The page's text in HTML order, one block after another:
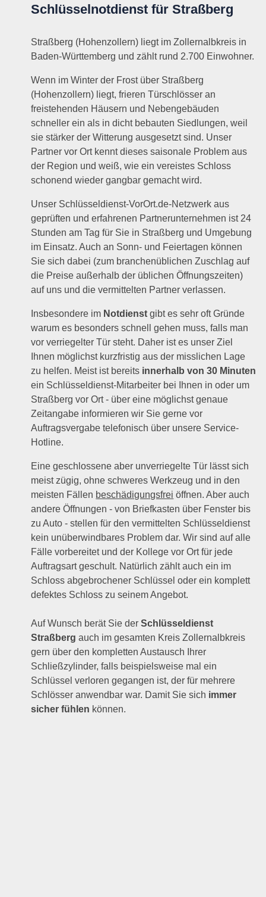
Schlüsselnotdienst für Straßberg
Straßberg (Hohenzollern) liegt im Zollernalbkreis in
Baden-Württemberg und zählt rund 2.700 Einwohner.
Wenn im Winter der Frost über Straßberg
(Hohenzollern) liegt, frieren Türschlösser an
freistehenden Häusern und Nebengebäuden
schneller ein als in dicht bebauten Siedlungen, weil
sie stärker der Witterung ausgesetzt sind. Unser
Partner vor Ort kennt dieses saisonale Problem aus
der Region und weiß, wie ein vereistes Schloss
schonend wieder gangbar gemacht wird.
Unser Schlüsseldienst-VorOrt.de-Netzwerk aus
geprüften und erfahrenen Partnerunternehmen ist 24
Stunden am Tag für Sie in Straßberg und Umgebung
im Einsatz. Auch an Sonn- und Feiertagen können
Sie sich dabei (zum branchenüblichen Zuschlag auf
die Preise außerhalb der üblichen Öffnungszeiten)
auf uns und die vermittelten Partner verlassen.
Insbesondere im Notdienst gibt es sehr oft Gründe
warum es besonders schnell gehen muss, falls man
vor verriegelter Tür steht. Daher ist es unser Ziel
Ihnen möglichst kurzfristig aus der misslichen Lage
zu helfen. Meist ist bereits innerhalb von 30 Minuten
ein Schlüsseldienst-Mitarbeiter bei Ihnen in oder um
Straßberg vor Ort - über eine möglichst genaue
Zeitangabe informieren wir Sie gerne vor
Auftragsvergabe telefonisch über unsere Service-
Hotline.
Eine geschlossene aber unverriegelte Tür lässt sich
meist zügig, ohne schweres Werkzeug und in den
meisten Fällen beschädigungsfrei öffnen. Aber auch
andere Öffnungen - von Briefkasten über Fenster bis
zu Auto - stellen für den vermittelten Schlüsseldienst
kein unüberwindbares Problem dar. Wir sind auf alle
Fälle vorbereitet und der Kollege vor Ort für jede
Auftragsart geschult. Natürlich zählt auch ein im
Schloss abgebrochener Schlüssel oder ein komplett
defektes Schloss zu seinem Angebot.
Auf Wunsch berät Sie derSchlüsseldienst
Straßberg auch im gesamten Kreis Zollernalbkreis
gern über den kompletten Austausch Ihrer
Schließzylinder, falls beispielsweise mal ein
Schlüssel verloren gegangen ist, der für mehrere
Schlösser anwendbar war. Damit Sie sich immer
sicher fühlen können.